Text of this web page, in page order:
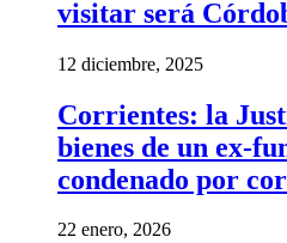
visitar será
12 diciembre, 2025
Corrientes: la
bienes de un ex-
condenado por
22 enero, 2026